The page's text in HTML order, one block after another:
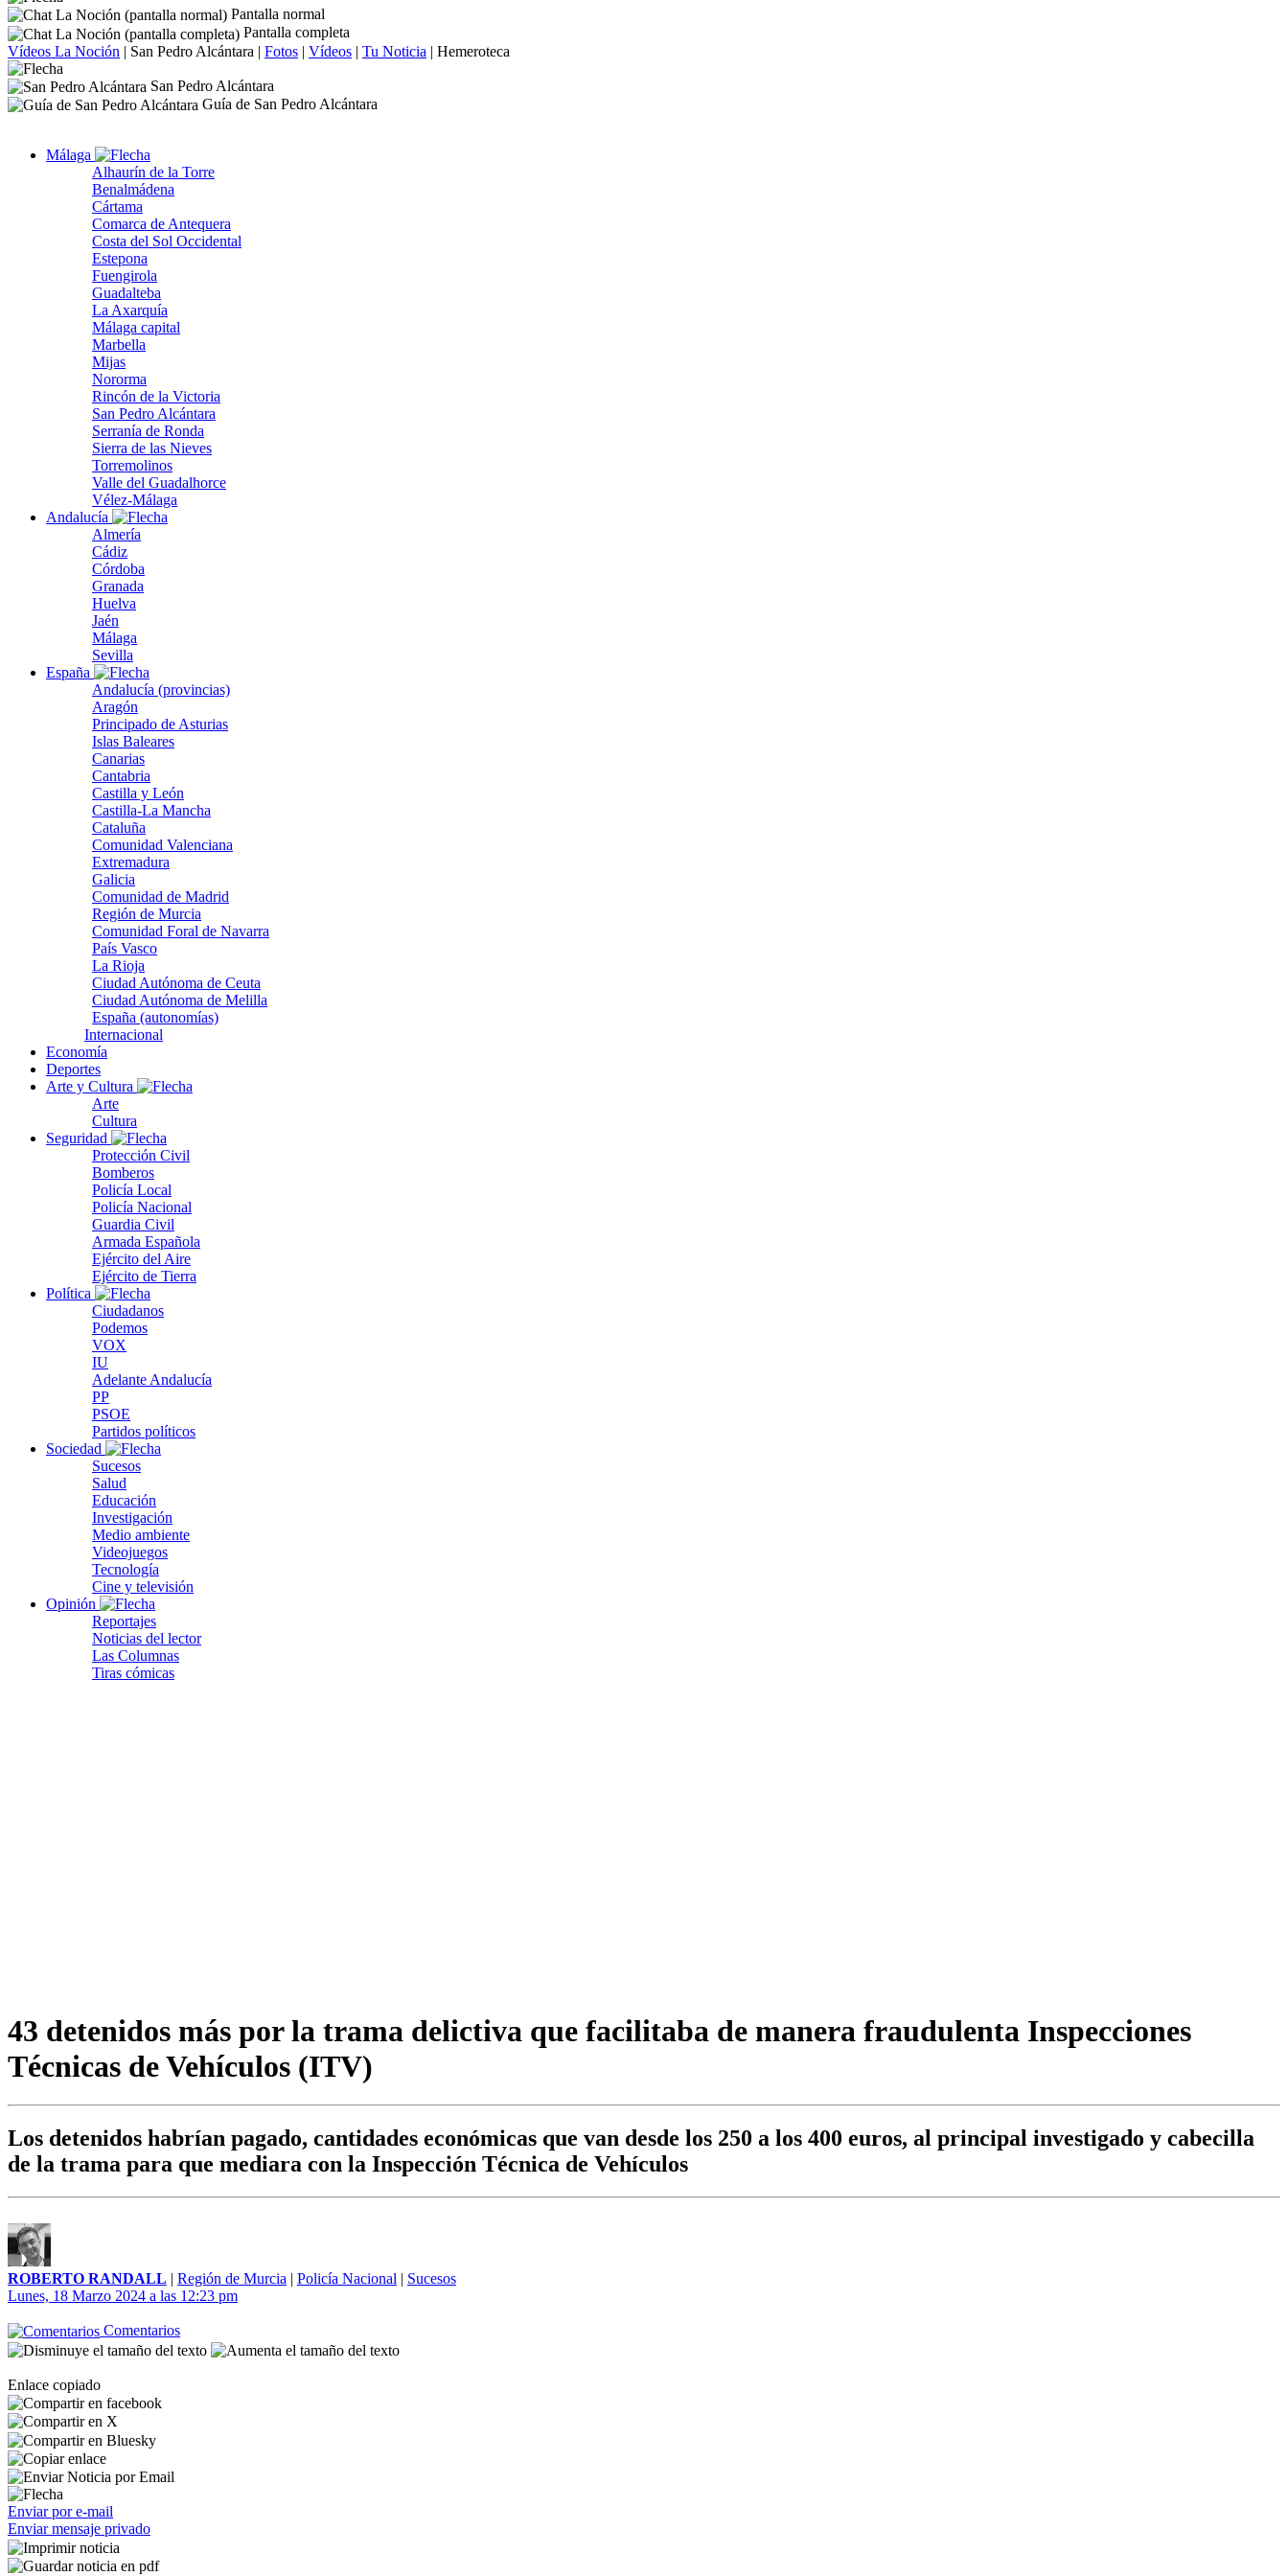
Pantalla normal
Pantalla completa
Vídeos La Noción | San Pedro Alcántara | Fotos | Vídeos | Tu Noticia | Hemeroteca
San Pedro Alcántara
Guía de San Pedro Alcántara
Málaga
Alhaurín de la Torre
Benalmádena
Cártama
Comarca de Antequera
Costa del Sol Occidental
Estepona
Fuengirola
Guadalteba
La Axarquía
Málaga capital
Marbella
Mijas
Nororma
Rincón de la Victoria
San Pedro Alcántara
Serranía de Ronda
Sierra de las Nieves
Torremolinos
Valle del Guadalhorce
Vélez-Málaga
Andalucía
Almería
Cádiz
Córdoba
Granada
Huelva
Jaén
Málaga
Sevilla
España
Andalucía (provincias)
Aragón
Principado de Asturias
Islas Baleares
Canarias
Cantabria
Castilla y León
Castilla-La Mancha
Cataluña
Comunidad Valenciana
Extremadura
Galicia
Comunidad de Madrid
Región de Murcia
Comunidad Foral de Navarra
País Vasco
La Rioja
Ciudad Autónoma de Ceuta
Ciudad Autónoma de Melilla
España (autonomías)
Internacional
Economía
Deportes
Arte y Cultura
Arte
Cultura
Seguridad
Protección Civil
Bomberos
Policía Local
Policía Nacional
Guardia Civil
Armada Española
Ejército del Aire
Ejército de Tierra
Política
Ciudadanos
Podemos
VOX
IU
Adelante Andalucía
PP
PSOE
Partidos políticos
Sociedad
Sucesos
Salud
Educación
Investigación
Medio ambiente
Videojuegos
Tecnología
Cine y televisión
Opinión
Reportajes
Noticias del lector
Las Columnas
Tiras cómicas
43 detenidos más por la trama delictiva que facilitaba de manera fraudulenta Inspecciones
Técnicas de Vehículos (ITV)
Los detenidos habrían pagado, cantidades económicas que van desde los 250 a los 400 euros, al principal investigado y cabecilla
de la trama para que mediara con la Inspección Técnica de Vehículos
ROBERTO RANDALL | Región de Murcia | Policía Nacional | Sucesos
Lunes, 18 Marzo 2024 a las 12:23 pm
Comentarios
Enlace copiado
Enviar por e-mail
Enviar mensaje privado